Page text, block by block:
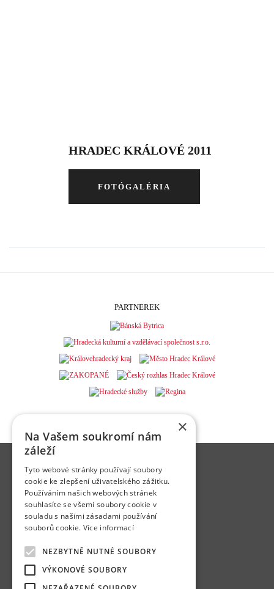
HRADEC KRÁLOVÉ 2011
FOTÓGALÉRIA
PARTNEREK
Hradecká kulturní a vzdělávací společnost s.r.o.
Československé armády 300/22
500 03 Hradec Králové
Email:zdena.liskova@adalbertinum.cz
Tel.:+420 606 725 154
Web:www.adalbertinum.cz
Československej armády 26
974 01 Banská Bystrica
Email:
ludmila.grausova@banskabystrica.sk
Tel.:+420 484 330 527
Web:
www.banskabystrica.sk/
×
Na Vašem soukromí nám
záleží
Tyto webové stránky používají soubory
cookie ke zlepšení uživatelského zážitku.
Používáním našich webových stránek
souhlasíte se všemi soubory cookie v
souladu s našimi zásadami používání
souborů cookie. Více informací
NEZBYTNĚ NUTNÉ SOUBORY
VÝKONOVÉ SOUBORY